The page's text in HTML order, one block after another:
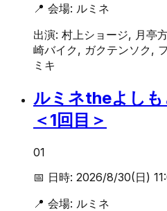
📍 会場: ルミネ
出演: 村上ショージ, 月亭
崎バイク, ガクテンソク,
ミキ
ルミネtheよしも
＜1回目＞
01
📅 日時: 2026/8/30(日)
📍 会場: ルミネ